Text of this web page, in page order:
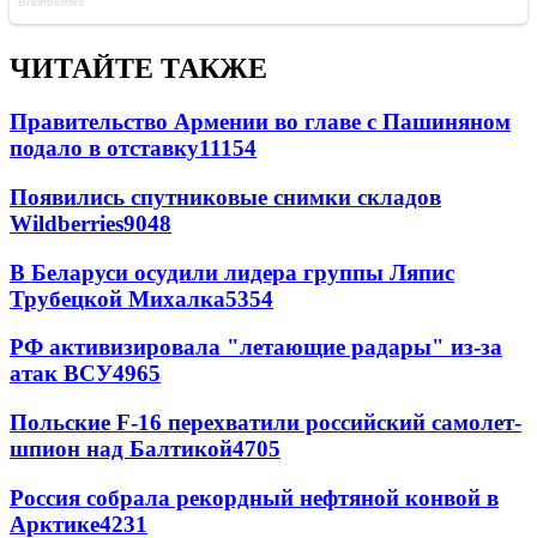
ЧИТАЙТЕ ТАКЖЕ
Правительство Армении во главе с Пашиняном
подало в отставку11154
Появились спутниковые снимки складов
Wildberries9048
В Беларуси осудили лидера группы Ляпис
Трубецкой Михалка5354
РФ активизировала "летающие радары" из-за
атак ВСУ4965
Польские F-16 перехватили российский самолет-
шпион над Балтикой4705
Россия собрала рекордный нефтяной конвой в
Арктике4231